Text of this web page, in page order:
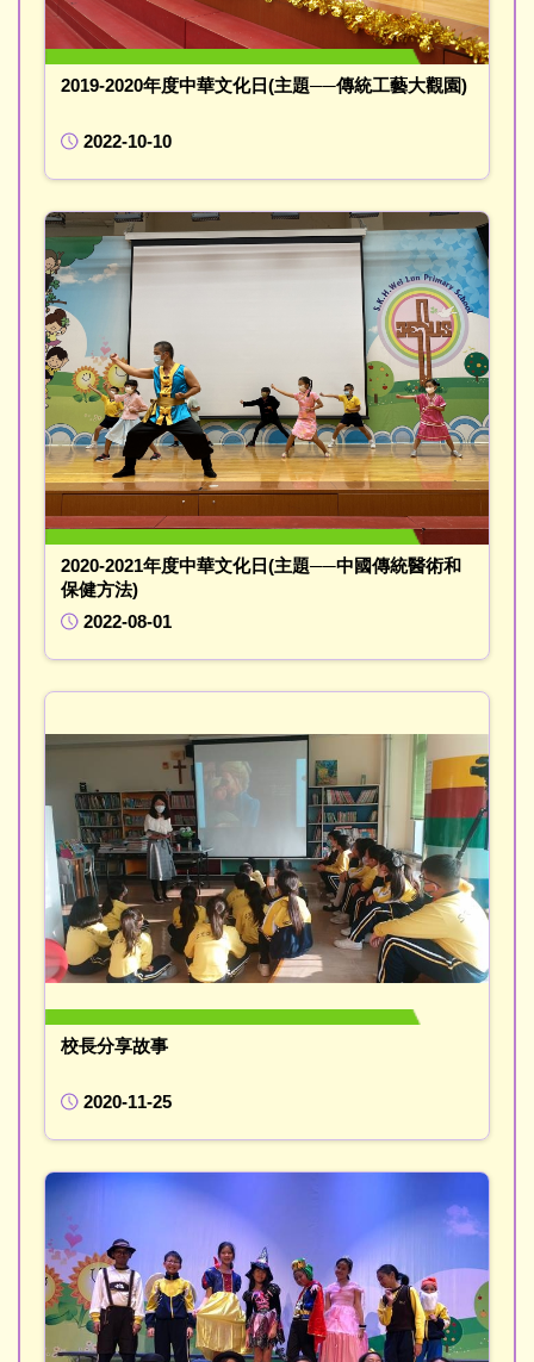
2019-2020年度中華文化日(主題──傳統工藝大觀園)
2022-10-10
2020-2021年度中華文化日(主題──中國傳統醫術和
保健方法)
2022-08-01
校長分享故事
2020-11-25